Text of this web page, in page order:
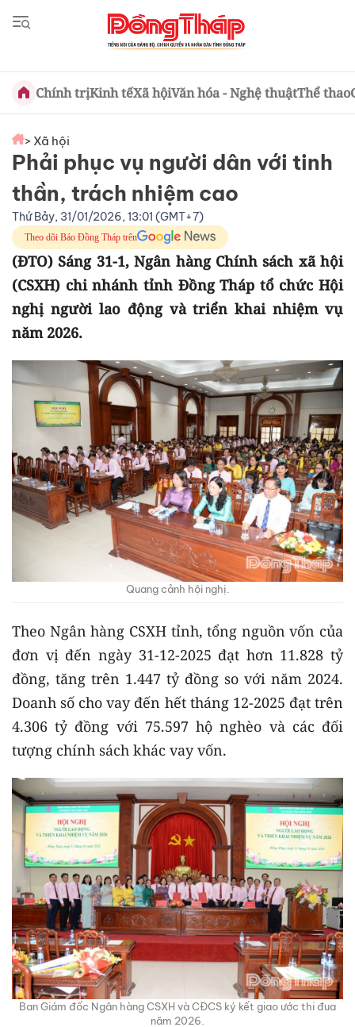
Chính trịKinh tếXã hộiVăn hóa - Nghệ thuậtThể thao
> Xã hội
Phải phục vụ người dân với tinh
thần, trách nhiệm cao
Thứ Bảy, 31/01/2026, 13:01 (GMT+7)
Theo dõi Báo Đồng Tháp trên
(ĐTO) Sáng 31-1, Ngân hàng Chính sách xã hội
(CSXH) chi nhánh tỉnh Đồng Tháp tổ chức Hội
nghị người lao động và triển khai nhiệm vụ
năm 2026.
Quang cảnh hội nghị.
Theo Ngân hàng CSXH tỉnh, tổng nguồn vốn của
đơn vị đến ngày 31-12-2025 đạt hơn 11.828 tỷ
đồng, tăng trên 1.447 tỷ đồng so với năm 2024.
Doanh số cho vay đến hết tháng 12-2025 đạt trên
4.306 tỷ đồng với 75.597 hộ nghèo và các đối
tượng chính sách khác vay vốn.
Ban Giám đốc Ngân hàng CSXH và CĐCS ký kết giao ước thi đua
năm 2026.